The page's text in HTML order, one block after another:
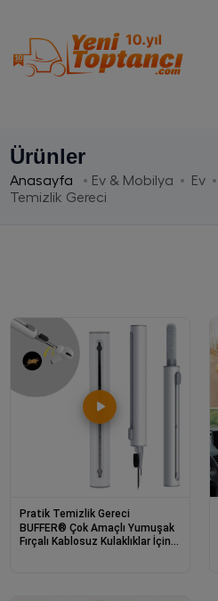
Ürünler
Anasayfa Ev & Mobilya Ev
Temizlik Gereci
Pratik Temizlik Gereci
BUFFER® Çok Amaçlı Yumuşak
Fırçalı Kablosuz Kulaklıklar İçin